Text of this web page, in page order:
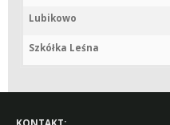
Lubikowo
Szkółka Leśna